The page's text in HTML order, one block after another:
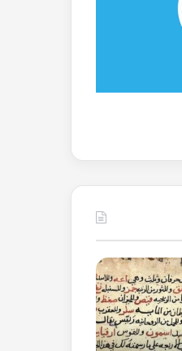
كلمات
بها
همزة
متطرفة
على